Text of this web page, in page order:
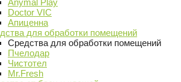
Anymal Play
Doctor VIC
Апиценна
для обработки помещений
Средства для обработки помещений
Пчелодар
Чистотел
Mr.Fresh